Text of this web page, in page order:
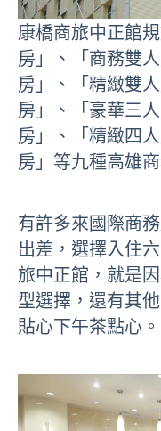
康橋商旅中正館
房」、「商務雙
房」、「精緻雙
房」、「豪華三
房」、「精緻四
房」等九種高雄
有許多來國際商
出差，選擇入住
旅中正館，就是
型選擇，還有其
貼心下午茶點心。